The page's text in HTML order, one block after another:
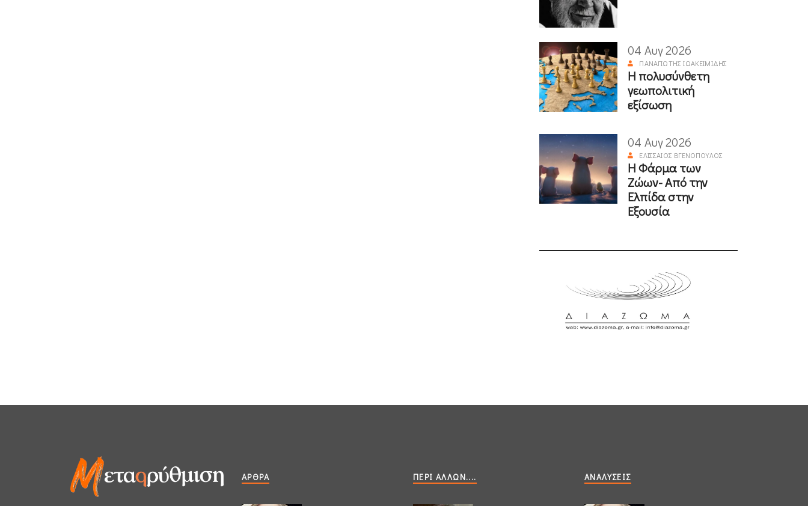
04 Αυγ 2026
ΠΑΝΑΓΙΏΤΗΣ ΙΩΑΚΕΙΜΊΔΗΣ
Η πολυσύνθετη
γεωπολιτική
εξίσωση
04 Αυγ 2026
ΕΛΙΣΣΑΊΟΣ ΒΓΕΝΌΠΟΥΛΟΣ
Η Φάρμα των
Ζώων- Από την
Ελπίδα στην
Εξουσία
ΆΡΘΡΑ ΠΕΡΊ ΆΛΛΩΝ.... ΑΝΑΛΎΣΕΙΣ